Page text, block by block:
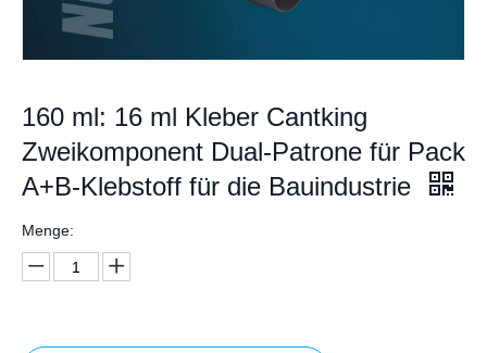
160 ml: 16 ml Kleber Cantking
Zweikomponent Dual-Patrone für Pack
A+B-Klebstoff für die Bauindustrie
Menge: